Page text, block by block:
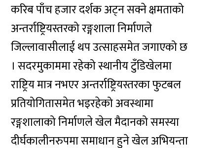
करिब पाँच हजार दर्शक अट्न सक्ने क्षमताको
अन्तर्राष्ट्रियस्तरको रङ्गशाला निर्माणले
जिल्लावासीलाई थप उत्साहसमेत जगाएको छ
। सदरमुकाममा रहेको स्थानीय टुँडिखेलमा
राष्ट्रिय मात्र नभएर अन्तर्राष्ट्रियस्तरका फुटबल
प्रतियोगितासमेत भइरहेको अवस्थामा
रङ्गशालाको निर्माणले खेल मैदानको समस्या
दीर्घकालीनरुपमा समाधान हुने खेल अभियन्ता